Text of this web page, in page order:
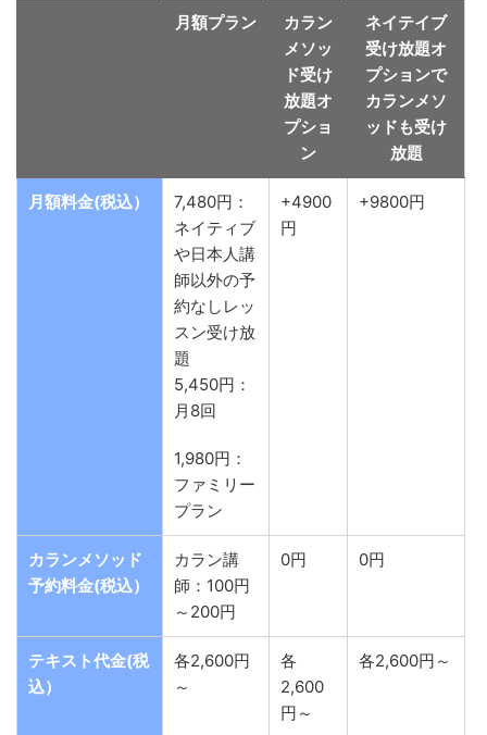
月額プラン
カラン
メソッ
ド受け
放題オ
プショ
ン
ネイテイブ
受け放題オ
プションで
カランメソ
ッドも受け
放題
月額料金(税込）
7,480円：
ネイティブ
や日本人講
師以外の予
約なしレッ
スン受け放
題
5,450円：
月8回
1,980円：
ファミリー
プラン
+4900
円
+9800円
カランメソッド
予約料金(税込）
カラン講
師：100円
～200円
0円 0円
テキスト代金(税
込）
各2,600円
～
各
2,600
円～
各2,600円～